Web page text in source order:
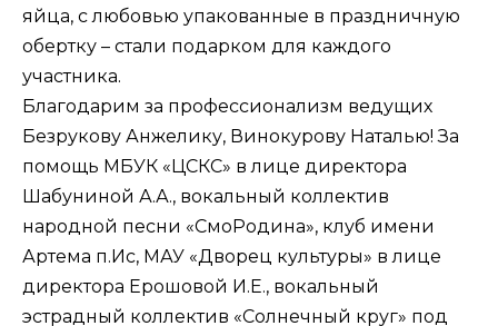
яйца, с любовью упакованные в праздничную
обертку – стали подарком для каждого
участника.
Благодарим за профессионализм ведущих
Безрукову Анжелику, Винокурову Наталью! За
помощь МБУК «ЦСКС» в лице директора
Шабуниной А.А., вокальный коллектив
народной песни «СмоРодина», клуб имени
Артема п.Ис, МАУ «Дворец культуры» в лице
директора Ерошовой И.Е., вокальный
эстрадный коллектив «Солнечный круг» под